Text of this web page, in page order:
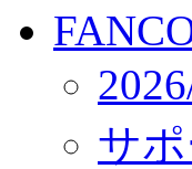
サ